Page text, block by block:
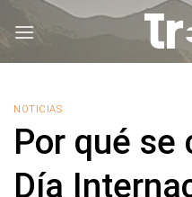
NOTICIAS
Por qué se
Día